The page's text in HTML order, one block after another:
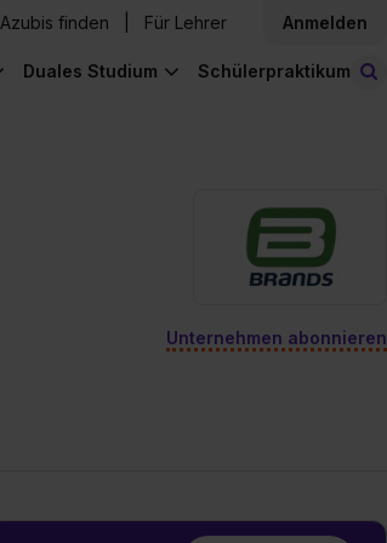
Azubis finden Für Lehrer Anmelden
Duales Studium Schülerpraktikum
Unternehmen abonnieren